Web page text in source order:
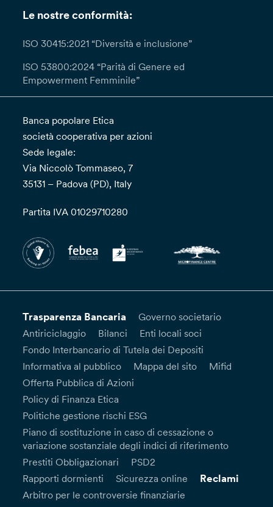
Le nostre conformità:
ISO 30415:2021 “Diversità e inclusione”
ISO 53800:2024 “Parità di Genere ed
Empowerment Femminile”
Banca popolare Etica
società cooperativa per azioni
Sede legale:
Via Niccolò Tommaseo, 7
35131 – Padova (PD), Italy
Partita IVA 01029710280
Trasparenza Bancaria
Governo societario
Antiriciclaggio
Bilanci
Enti locali soci
Fondo Interbancario di Tutela dei Depositi
Informativa al pubblico
Mappa del sito
Mifid
Offerta Pubblica di Azioni
Policy di Finanza Etica
Politiche gestione rischi ESG
Piano di sostituzione in caso di cessazione o
variazione sostanziale degli indici di riferimento
Prestiti Obbligazionari
PSD2
Rapporti dormienti
Sicurezza online Reclami
Arbitro per le controversie finanziarie